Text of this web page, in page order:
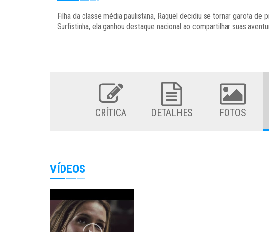
Filha da classe média paulistana, Raquel decidiu se tornar garota de
Surfistinha, ela ganhou destaque nacional ao compartilhar suas
CRÍTICA DETALHES FOTOS
VÍDEOS